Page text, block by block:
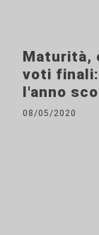
Maturità,
voti finali:
l'anno
08/05/2020